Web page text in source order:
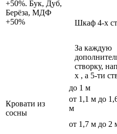
+50%. Бук, Дуб,
Берёза, МДФ
+50%
Шкаф 4-х
За каждую
створку,
х , а 5-ти
Кровати из
сосны
до 1 м
от 1,1 м до
м
от 1,7 м до 2